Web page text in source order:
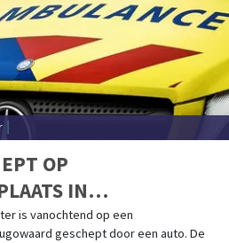
OP
IN
is vanochtend op een
geschept door een auto. De